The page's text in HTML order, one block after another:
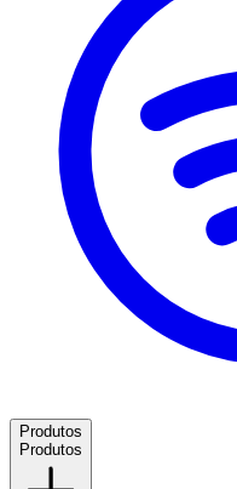
Produtos
Produtos